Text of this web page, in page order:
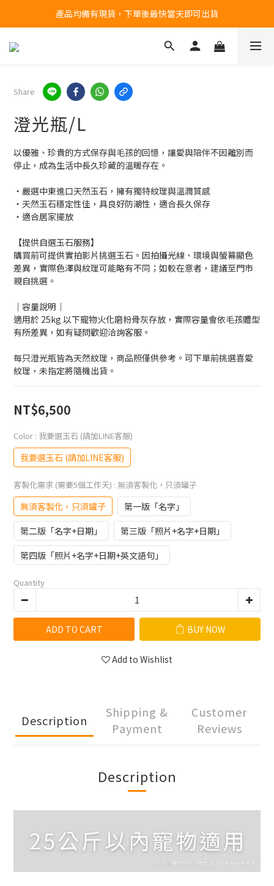
台北民權門市，現貨展示中
台北民權門市，現貨展示中
Share
澄光瓶/L
以優雅、珍貴的方式保存與毛孩的回憶，讓愛與陪伴不因離別而
停止，成為生活中長久珍藏的溫暖存在。
・嚴選中東進口天然玉石，擁有獨特紋理與溫潤質感
・天然玉石穩定性佳，具良好防潮性，適合長久保存
・適合居家擺放
【提供自選玉石服務】
購買前可提供實拍影片挑選玉石。因拍攝光線、環境與螢幕顯色
差異，實際色澤與紋理可能略有不同；如較在意者，建議至門市
親自挑選。
｜容量說明｜
適用於 25kg 以下寵物火化磨粉骨灰存放，實際容量會依毛孩體型
有所差異，如有疑問歡迎洽詢客服。
每只澄光瓶皆為天然紋理，商品照僅供參考。可下單前挑選喜愛
紋理，未指定將隨機出貨。
NT$6,500
Color : 我要選玉石 (請加LINE客服)
我要選玉石 (請加LINE客服)
客製化需求 (需要5個工作天) : 無須客製化，只須罐子
無須客製化，只須罐子
第一版「名字」
第二版「名字+日期」
第三版「照片+名字+日期」
第四版「照片+名字+日期+英文語句」
Quantity
ADD TO CART BUY NOW
Add to Wishlist
Description
Shipping &
Payment
Customer
Reviews
Description